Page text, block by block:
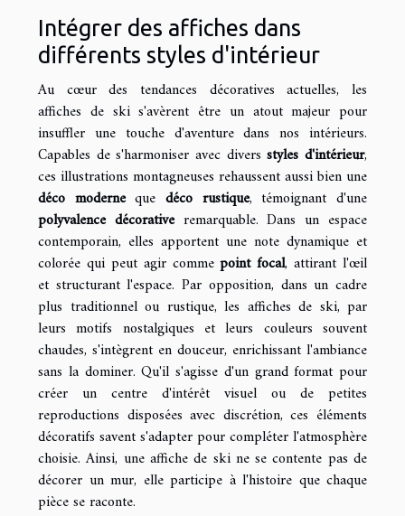
Intégrer des affiches dans
différents styles d'intérieur
Au cœur des tendances décoratives actuelles, les
affiches de ski s'avèrent être un atout majeur pour
insuffler une touche d'aventure dans nos intérieurs.
Capables de s'harmoniser avec diversstyles d'intérieur,
ces illustrations montagneuses rehaussent aussi bien une
déco modernequedéco rustique, témoignant d'une
polyvalence décorativeremarquable. Dans un espace
contemporain, elles apportent une note dynamique et
colorée qui peut agir commepoint focal, attirant l'œil
et structurant l'espace. Par opposition, dans un cadre
plus traditionnel ou rustique, les affiches de ski, par
leurs motifs nostalgiques et leurs couleurs souvent
chaudes, s'intègrent en douceur, enrichissant l'ambiance
sans la dominer. Qu'il s'agisse d'un grand format pour
créer un centre d'intérêt visuel ou de petites
reproductions disposées avec discrétion, ces éléments
décoratifs savent s'adapter pour compléter l'atmosphère
choisie. Ainsi, une affiche de ski ne se contente pas de
décorer un mur, elle participe à l'histoire que chaque
pièce se raconte.